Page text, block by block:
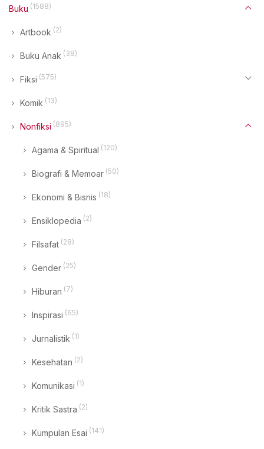
Buku (1588)
Artbook (2)
Buku Anak (38)
Fiksi (575)
Komik (13)
Nonfiksi (895)
Agama & Spiritual (120)
Biografi & Memoar (50)
Ekonomi & Bisnis (18)
Ensiklopedia (2)
Filsafat (28)
Gender (25)
Hiburan (7)
Inspirasi (65)
Jurnalistik (1)
Kesehatan (2)
Komunikasi (1)
Kritik Sastra (2)
Kumpulan Esai (141)